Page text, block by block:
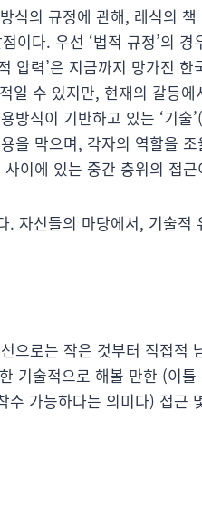
식의 규정에 관해, 레식의 책
이다. 우선 ‘법적 규정’의 경
압력’은 지금까지 망가진 한
일 수 있지만, 현재의 갈등에
식이 기반하고 있는 ‘기술
을 막으며, 각자의 역할을 조
이에 있는 중간 층위의 접근
. 자신들의 마당에서, 기술적
으로는 작은 것부터 직접적
기술적으로 해볼 만한 (이틀
가능하다는 의미다) 접근